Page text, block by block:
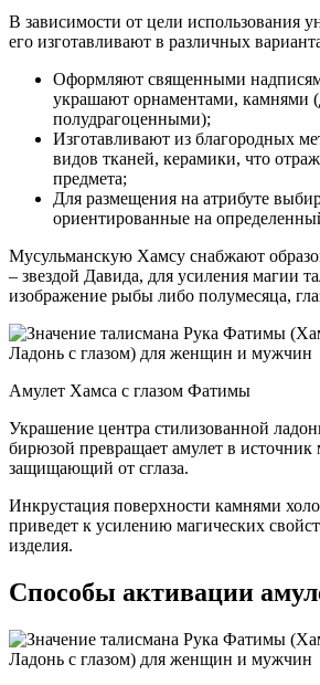
В зависимости от цели использования
его изготавливают в различных
Оформляют священными
украшают орнаментами, камнями
полудрагоценными);
Изготавливают из благородных
видов тканей, керамики, что
предмета;
Для размещения на атрибуте
ориентированные на
Мусульманскую Хамсу снабжают
– звездой Давида, для усиления магии
изображение рыбы либо полумесяца,
Амулет Хамса с глазом Фатимы
Украшение центра стилизованной
бирюзой превращает амулет в
защищающий от сглаза.
Инкрустация поверхности камнями
приведет к усилению магических
изделия.
Способы активации